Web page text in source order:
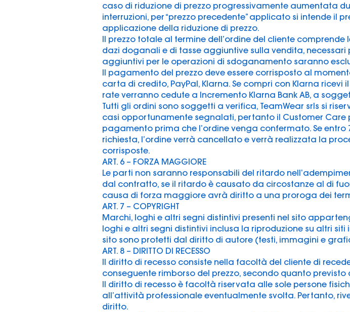
caso di riduzione di prezzo progressivamente aumentata
interruzioni, per “prezzo precedente” applicato si intende il
applicazione della riduzione di prezzo.
Il prezzo totale al termine dell’ordine del cliente
dazi doganali e di tasse aggiuntive sulla vendita, necessari
aggiuntivi per le operazioni di sdoganamento saranno
Il pagamento del prezzo deve essere corrisposto al
carta di credito, PayPal, Klarna. Se compri con Klarna
rate verranno cedute a Incremento Klarna Bank AB, a
Tutti gli ordini sono soggetti a verifica, TeamWear srls si
casi opportunamente segnalati, pertanto il Customer
pagamento prima che l’ordine venga confermato. Se
richiesta, l’ordine verrà cancellato e verrà realizzata la
corrisposte.
ART. 6 – FORZA MAGGIORE
Le parti non saranno responsabili del ritardo
dal contratto, se il ritardo è causato da circostanze al di
causa di forza maggiore avrà diritto a una proroga dei
ART. 7 – COPYRIGHT
Marchi, loghi e altri segni distintivi presenti nel sito
loghi e altri segni distintivi inclusa la riproduzione su altri
sito sono protetti dal diritto di autore (testi, immagini e
ART. 8 – DIRITTO DI RECESSO
Il diritto di recesso consiste nella facoltà del cliente di
conseguente rimborso del prezzo, secondo quanto previsto
Il diritto di recesso è facoltà riservata alle sole persone
all’attività professionale eventualmente svolta. Pertanto,
diritto.